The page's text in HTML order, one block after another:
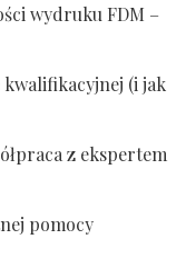
wydruku FDM –
kwalifikacyjnej (i jak
z ekspertem
pomocy